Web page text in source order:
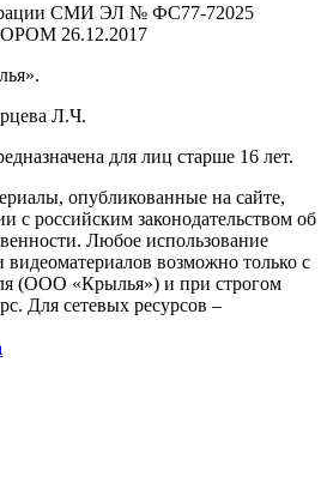
СМИ ЭЛ № ФС77-72025
26.12.2017
Л.Ч.
для лиц старше 16 лет.
опубликованные на сайте,
с российским законодательством об
Любое использование
видеоматериалов возможно только с
(ООО «Крылья») и при строгом
Для сетевых ресурсов –